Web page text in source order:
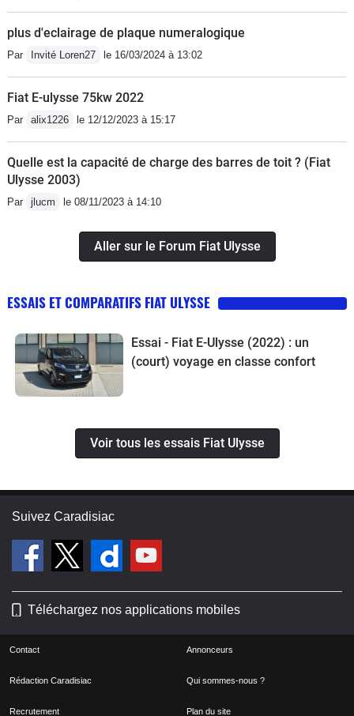
La finition intérieur est un peu limite,
l'étanchéité des toits ouvrant aussi (il
n'y a pas d'évacuation d'eau !!), mais
dans l'ensemble, pour un véhicule
ayant aujourd'hui 11 ans, la résistance
dans le temps est plutôt bonne.Ce
Avec le FAP (de première génération),
grande route est presque une
n'a en soit pas sa place en ville...). Son
confort est royal et sa consommation
litres, l'autonomie est de presque 1
très fiable, très confortable et très
pratique au quotidien malgré quelque
plus d'eclairage de plaque numeralogique
Par Invité Loren27 le 16/03/2024 à 13:02
Fiat E-ulysse 75kw 2022
Par alix1226 le 12/12/2023 à 15:17
Quelle est la capacité de charge des barres de toit ? (Fiat
Ulysse 2003)
Par jlucm le 08/11/2023 à 14:10
Aller sur le Forum Fiat Ulysse
ESSAIS ET COMPARATIFS FIAT ULYSSE
Essai - Fiat E-Ulysse (2022) : un
(court) voyage en classe confort
Voir tous les essais Fiat Ulysse
Suivez Caradisiac
Téléchargez nos applications mobiles
Contact Annonceurs
Rédaction Caradisiac Qui sommes-nous ?
Recrutement Plan du site